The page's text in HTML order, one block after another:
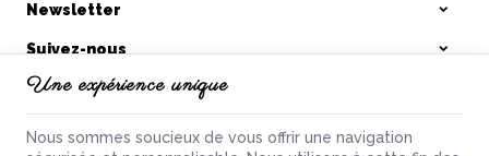
Comment cuire une
roulade de viande à
Namur?
Des petits trucs et
astuces pour faciliter
votre quotidien
Newsletter
Suivez-nous
La Boucherie Namuroise
Nos produits
Une expérience unique
Nous sommes soucieux de vous offrir une navigation